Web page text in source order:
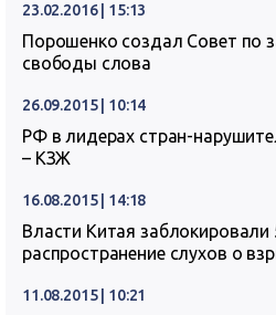
23.02.2016 | 15:13
Порошенко создал Совет по
свободы слова
26.09.2015 | 10:14
РФ в лидерах стран-
– КЗЖ
16.08.2015 | 14:18
Власти Китая заблокировали
распространение слухов о
11.08.2015 | 10:21